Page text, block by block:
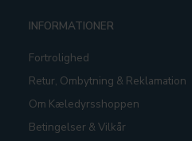
INFORMATIONER
Fortrolighed
Retur, Ombytning & Reklamation
Om Kæledyrsshoppen
Betingelser & Vilkår